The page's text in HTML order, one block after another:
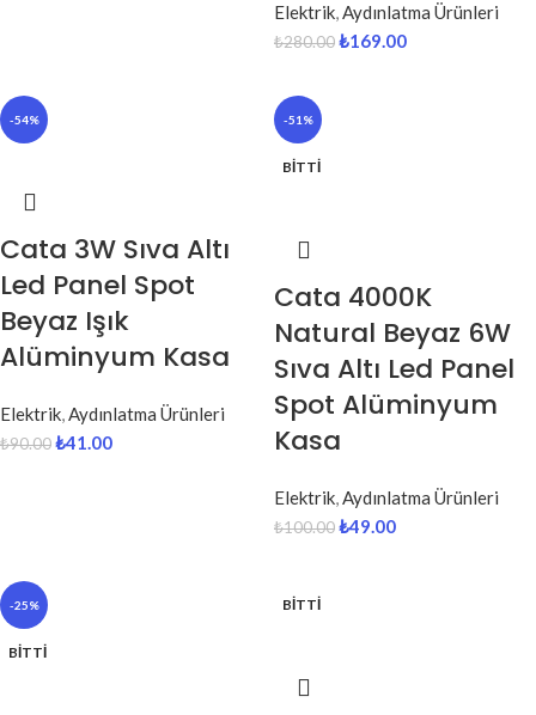
Elektrik,Aydınlatma Ürünleri
₺280.00₺169.00
-54%
Cata 3W Sıva Altı
Led Panel Spot
Beyaz Işık
Alüminyum Kasa
Elektrik,Aydınlatma Ürünleri
₺90.00₺41.00
-51%
BITTI
Cata 4000K
Natural Beyaz 6W
Sıva Altı Led Panel
Spot Alüminyum
Kasa
Elektrik,Aydınlatma Ürünleri
₺100.00₺49.00
-25%
BITTI
BITTI